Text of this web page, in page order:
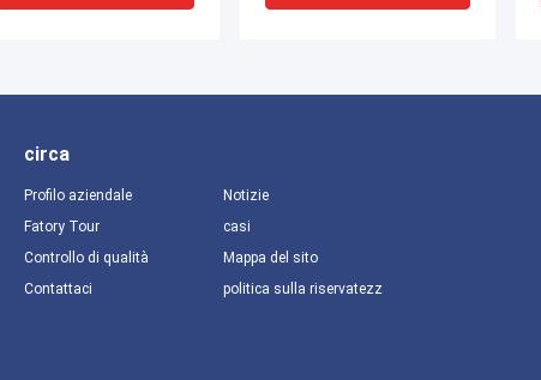
circa
Profilo aziendale
Fatory Tour
Controllo di qualità
Contattaci
Notizie
casi
Mappa del sito
politica sulla riservatezza